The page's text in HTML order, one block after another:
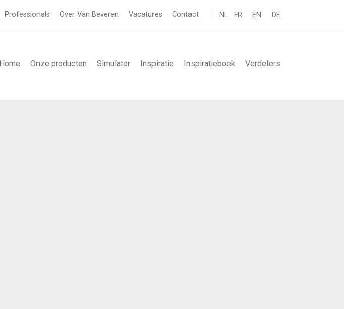
Professionals Over Van Beveren Vacatures Contact NL FR EN DE
Home Onze producten Simulator Inspiratie Inspiratieboek Verdelers